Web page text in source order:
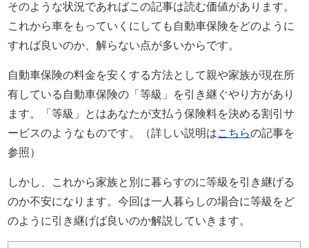
直接現場に行き、
契約者と相手との交渉なども行う。
自動車保険の知識ゼロから様々な経験を重ねることで理解した
知識を、
もっと多くの人に知ってほしいと願い、このサイトを立ち上げ
る。Read More…
サイト運営情報
プライバシーポリシー（個人情報保護方針）
免責事項
お問い合わせフォーム
サイトマップ
そのような状況であればこの記事は読む価値があります。
これから車をもっていくにしても自動車保険をどのように
すれば良いのか、解らない点が多いからです。
自動車保険の料金を安くする方法として親や家族が現在所
有している自動車保険の「等級」を引き継ぐやり方があり
ます。「等級」とはあなたが支払う保険料を決める割引サ
ービスのようなものです。（詳しい説明はこちらの記事を
参照）
しかし、これから家族と別に暮らすのに等級を引き継げる
のか不安になります。今回は一人暮らしの場合に等級をど
のように引き継げば良いのか解説していきます。